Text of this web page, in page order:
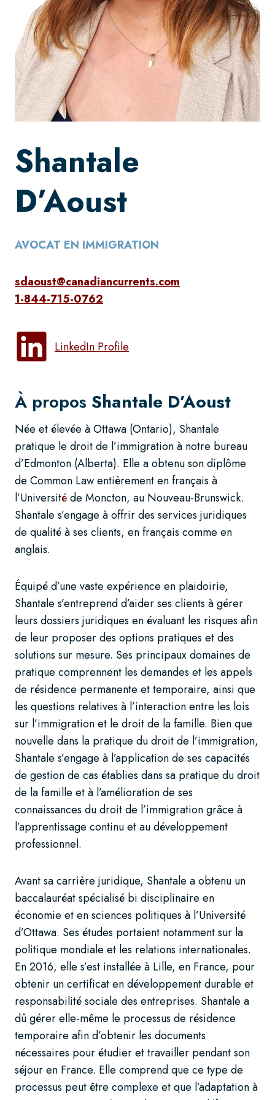
Shantale
D’Aoust
AVOCAT EN IMMIGRATION
sdaoust@canadiancurrents.com
1-844-715-0762
LinkedIn Profile
À propos Shantale D’Aoust
Née et élevée à Ottawa (Ontario), Shantale
pratique le droit de l’immigration à notre bureau
d’Edmonton (Alberta). Elle a obtenu son diplôme
de Common Law entièrement en français à
l’Universitéde Moncton, au Nouveau-Brunswick.
Shantale s’engage à offrir des services juridiques
de qualité à ses clients, en français comme en
anglais.
Équipé d’une vaste expérience en plaidoirie,
Shantale s’entreprend d’aider ses clients à gérer
leurs dossiers juridiques en évaluant les risques afin
de leur proposer des options pratiques et des
solutions sur mesure. Ses principaux domaines de
pratique comprennent les demandes et les appels
de résidence permanente et temporaire, ainsi que
les questions relatives à l’interaction entre les lois
sur l’immigration et le droit de la famille. Bien que
nouvelle dans la pratique du droit de l’immigration,
Shantale s’engage à l’application de ses capacités
de gestion de cas établies dans sa pratique du droit
de la famille et à l’amélioration de ses
connaissances du droit de l’immigration grâce à
l’apprentissage continu et au développement
professionnel.
Avant sa carrière juridique, Shantale a obtenu un
baccalauréat spécialisé bi disciplinaire en
économie et en sciences politiques à l’Université
d’Ottawa. Ses études portaient notamment sur la
politique mondiale et les relations internationales.
En 2016, elle s’est installée à Lille, en France, pour
obtenir un certificat en développement durable et
responsabilité sociale des entreprises. Shantale a
dû gérer elle-même le processus de résidence
temporaire afin d’obtenir les documents
nécessaires pour étudier et travailler pendant son
séjour en France. Elle comprend que ce type de
processus peut être complexe et que l’adaptation à